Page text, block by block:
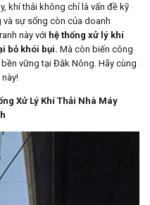
khí thải không chỉ là vấn đề kỹ
và sự sống còn của doanh
này với hệ thống xử lý khí
bỏ khói bụi. Mà còn biến công
vững tại Đắk Nông. Hãy cùng
Xử Lý Khí Thải Nhà Máy